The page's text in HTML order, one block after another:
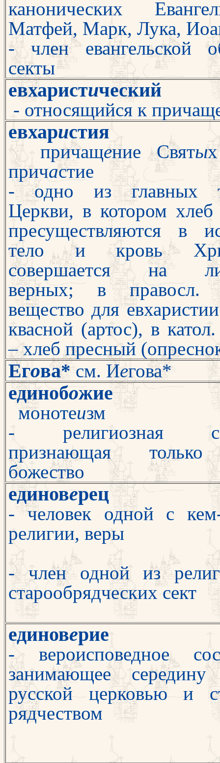
канонических
Матфей, Марк, Лука,
- член евангельской
секты
евхаристический
- относящийся к
евхаристия
причащение Святы
причастие
- одно из главных
Церкви, в котором
пресуществляются в
тело и кровь
совершается на
верных; в правосл.
вещество для
квасной (артос), в
– хлеб пресный
Егова*см. Иегова*
единобожие
монотеизм
- религиозная
признающая
божество
единоверец
- человек одной с
религии, веры
- член одной из
старообрядчес­ких сект
единоверие
- вероисповедное
занимающее
русской церковью и
рядчеством